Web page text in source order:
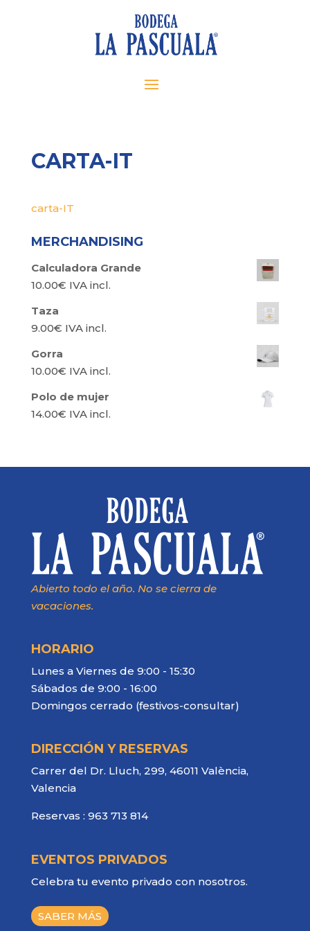
CARTA-IT
carta-IT
MERCHANDISING
Calculadora Grande
10.00€ IVA incl.
Taza
9.00€ IVA incl.
Gorra
10.00€ IVA incl.
Polo de mujer
14.00€ IVA incl.
Abierto todo el año. No se cierra de
vacaciones.
HORARIO
Lunes a Viernes de 9:00 - 15:30
Sábados de 9:00 - 16:00
Domingos cerrado (festivos-consultar)
DIRECCIÓN Y RESERVAS
Carrer del Dr. Lluch, 299, 46011 València,
Valencia
Reservas : 963 713 814
EVENTOS PRIVADOS
Celebra tu evento privado con nosotros.
SABER MÁS